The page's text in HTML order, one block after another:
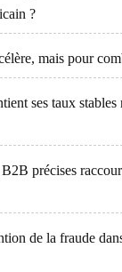
?
mais pour
ses taux stables
précises
de la fraude